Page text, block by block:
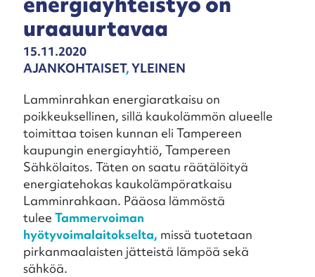
uraauurtavaa
15.11.2020
AJANKOHTAISET,YLEINEN
Lamminrahkan energiaratkaisu on
poikkeuksellinen, sillä kaukolämmön alueelle
toimittaa toisen kunnan eli Tampereen
kaupungin energiayhtiö, Tampereen
Sähkölaitos. Täten on saatu räätälöityä
energiatehokas kaukolämpöratkaisu
Lamminrahkaan. Pääosa lämmöstä
tulee Tammervoiman
hyötyvoimalaitokselta, missä tuotetaan
pirkanmaalaisten jätteistä lämpöä sekä
sähköä.